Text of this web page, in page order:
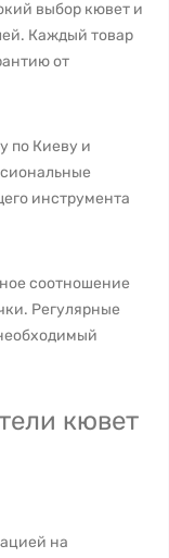
выбор кювет и
Каждый товар
от
по Киеву и
инструмента
соотношение
Регулярные
кювет
на